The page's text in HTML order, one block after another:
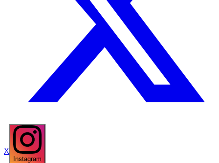
X
Instagram